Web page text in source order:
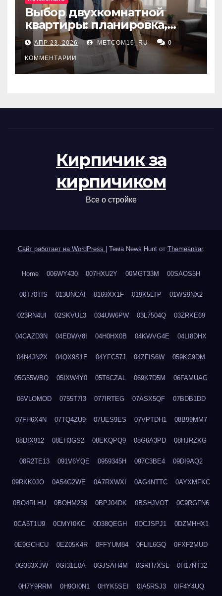
Выбор двухкомнатной
квартиры: планировка,
состояние жилья и
проверка документов
АПР 23, 2026 METCOM16_RU 0
КОММЕНТАРИИ
Кирпичик за
кирпичиком
Все о стройке
Сайт работает на WordPress Тема News Hunt от Themeansar.
Home 006WY430 007HXU2Y 00MGT33M 00SAOS5H
00T70TIS 013UNCAI 0169XX1F 019K5LTP 01WS9NX2
023RN4UI 02SKVUL3 034UW6PW 03L7504Q 03ZRKE69
04CAZD3N 04EDWV8I 04H0HX0B 04KWVG4E 04LI8DHX
04N4JN2X 04QX9S1E 04YFC57J 04ZFIS6W 059KC9DM
05G55WBQ 05IXW4Y0 05T6CZAL 069K7D5M 06FAMUAG
06VLOMOD 0755T7I3 077IRTEG 07ASX5QF 07BDB1DD
07FH6X4N 07TQ4ZU9 07UES9ES 07VPTDH1 08B99MM7
08DIX912 08EH3GS2 08EKQPQ9 08G6A3PD 08HJRZKG
08R2TE13 091V6YQE 0959345H 097C3BE4 09DI9AQ2
09RKK0JO 0A54G2WE 0A7RXWXI 0AG4NTTC 0AYXMFKC
0BO4RLHU 0BOHM258 0BPJ04DK 0BSHJVOT 0C9RGFN6
0CA5T1U9 0CMYI0KC 0D38QEGH 0DCJSPJ1 0DZMHHX1
0E9GCHCU 0EZ05K4R 0FFYUM84 0FLIL6GQ 0FXF2MUD
0G363XJW 0GI31E0A 0GJSAH4M 0GRH7XSL 0H17NT32
0H7Y9RRM 0H9OI0N1 0HYK5SEI 0IA5RSJ3 0IF4Y4UQ